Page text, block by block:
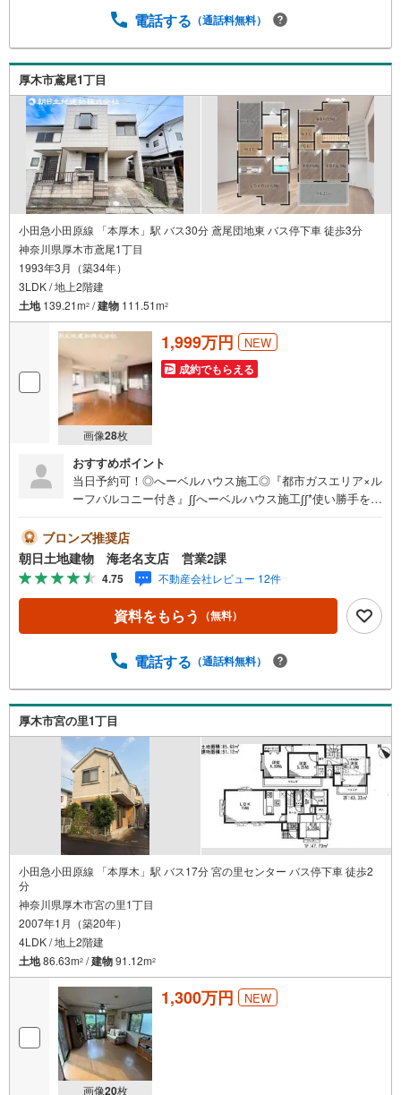
ムツ交換台完備～住宅ローン相談会開催中～・月々の返済
を利用したらいいの・無理なく借りられるのはいくら位住
宅ローンに精通した弊社アドバイザーが丁寧にご説明致し
ます。
電話する （通話料無料）
厚木市鳶尾1丁目
小田急小田原線 「本厚木」駅 バス30分 鳶尾団地東 バス停下車 徒歩3分
神奈川県厚木市鳶尾1丁目
1993年3月（築34年）
3LDK / 地上2階建
土地139.21m2 /建物 111.51m2
画像28枚
1,999万円 NEW
成約でもらえる
おすすめポイント
当日予約可！◎へーベルハウス施工◎『都市ガスエリア×ル
ーフバルコニー付き』∫∫へーベルハウス施工∫∫*使い勝手を考
∫∫都市ガスエリア∫∫*日々のランニングコストを抑えられる、
人気の都市ガスエリア物件です*∫∫ルーフバルコニー付き∫∫*
約10帖のルーフバルコニーでは、休日に家族でゆっくり過
ごすことができます*【*地域密着を合言葉に1985年創業*】
私共、朝日土地建物グループは東京都・神奈川県・埼玉県
で13店舗展開しております！ご相談は朝日土地建物（株）
ブロンズ推奨店
朝日土地建物 海老名支店 営業2課
4.75 不動産会社レビュー 12件
資料をもらう （無料）
電話する （通話料無料）
厚木市宮の里1丁目
小田急小田原線 「本厚木」駅 バス17分 宮の里センター バス停下車 徒歩2
分
神奈川県厚木市宮の里1丁目
2007年1月（築20年）
4LDK / 地上2階建
土地86.63m2 /建物91.12m2
画像20枚
1,300万円 NEW